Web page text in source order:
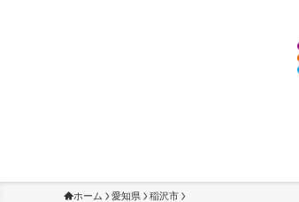
ホーム 愛知県 稲沢市